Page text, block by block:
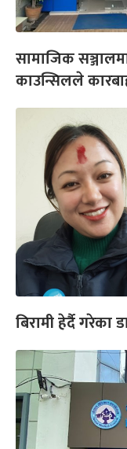
सामाजिक
काउन्सिलले
बिरामी हेर्दै